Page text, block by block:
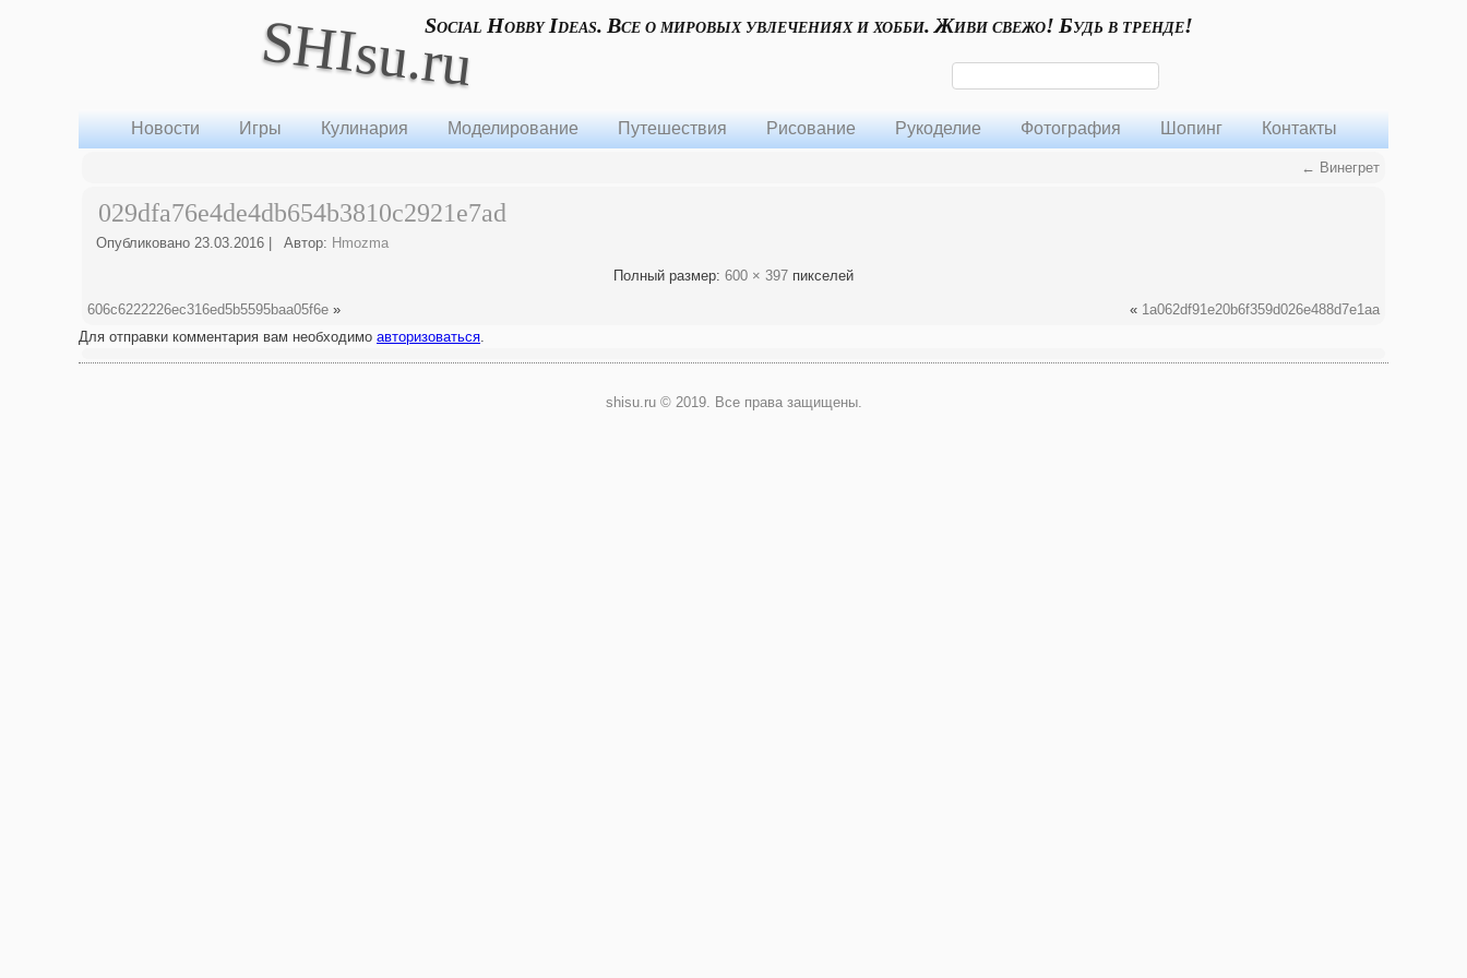
SHIsu.ruSocial Hobby Ideas. Все о мировых увлечениях и хобби. Живи свежо! Будь в тренде!
Новости Игры Кулинария Моделирование Путешествия Рисование Рукоделие Фотография Шопинг Контакты
← Винегрет
029dfa76e4de4db654b3810c2921e7ad
Опубликовано 23.03.2016 Автор: Hmozma
Полный размер: 600 × 397 пикселей
606c6222226ec316ed5b5595baa05f6e » « 1a062df91e20b6f359d026e488d7e1aa
Для отправки комментария вам необходимо авторизоваться.
shisu.ru © 2019. Все права защищены.